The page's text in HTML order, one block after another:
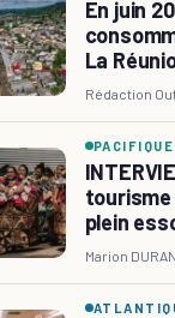
ECONOMIE
entend
touristique du
En juin
La
Rédaction
PACIFIQUE
plein
Marion